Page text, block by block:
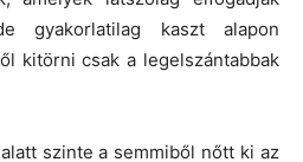
gyakorlatilag kaszt alapon
kitörni csak a legelszántabbak
szinte a semmiből nőtt ki az